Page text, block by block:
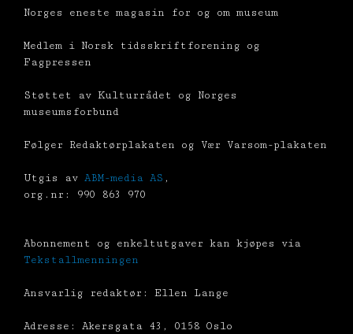
Norges eneste magasin for og om museum
Medlem i Norsk tidsskriftforening og
Fagpressen
Støttet av Kulturrådet og Norges
museumsforbund
Følger Redaktørplakaten og Vær Varsom-plakaten
Utgis av ABM-media AS ,
org.nr: 990 863 970
Abonnement og enkeltutgaver kan kjøpes via
Tekstallmenningen
Ansvarlig redaktør: Ellen Lange
Adresse: Akersgata 43, 0158 Oslo